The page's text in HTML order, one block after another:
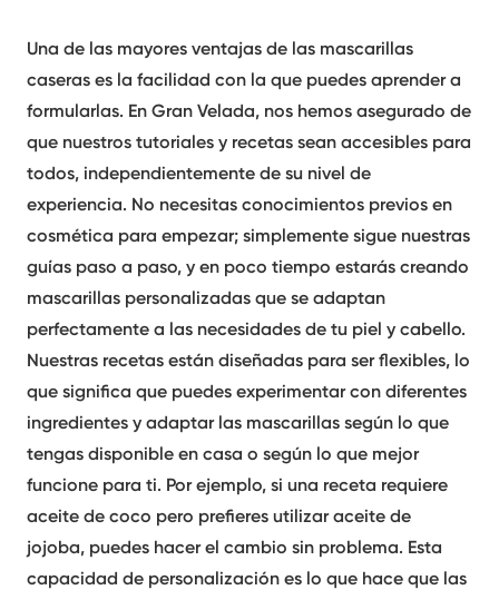
Una de las mayores ventajas de las mascarillas
caseras es la facilidad con la que puedes aprender a
formularlas. En Gran Velada, nos hemos asegurado de
que nuestros tutoriales y recetas sean accesibles para
todos, independientemente de su nivel de
experiencia. No necesitas conocimientos previos en
cosmética para empezar; simplemente sigue nuestras
guías paso a paso, y en poco tiempo estarás creando
mascarillas personalizadas que se adaptan
perfectamente a las necesidades de tu piel y cabello.
Nuestras recetas están diseñadas para ser flexibles, lo
que significa que puedes experimentar con diferentes
ingredientes y adaptar las mascarillas según lo que
tengas disponible en casa o según lo que mejor
funcione para ti. Por ejemplo, si una receta requiere
aceite de coco pero prefieres utilizar aceite de
jojoba, puedes hacer el cambio sin problema. Esta
capacidad de personalización es lo que hace que las